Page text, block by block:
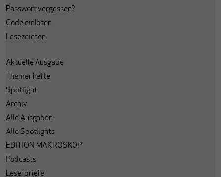
Passwort vergessen?
Code einlösen
Lesezeichen
Aktuelle Ausgabe
Themenhefte
Spotlight
Archiv
Alle Ausgaben
Alle Spotlights
EDITION MAKROSKOP
Podcasts
Leserbriefe